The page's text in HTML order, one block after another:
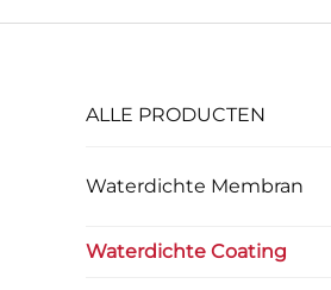
ALLE PRODUCTEN
Waterdichte Membran
Waterdichte Coating